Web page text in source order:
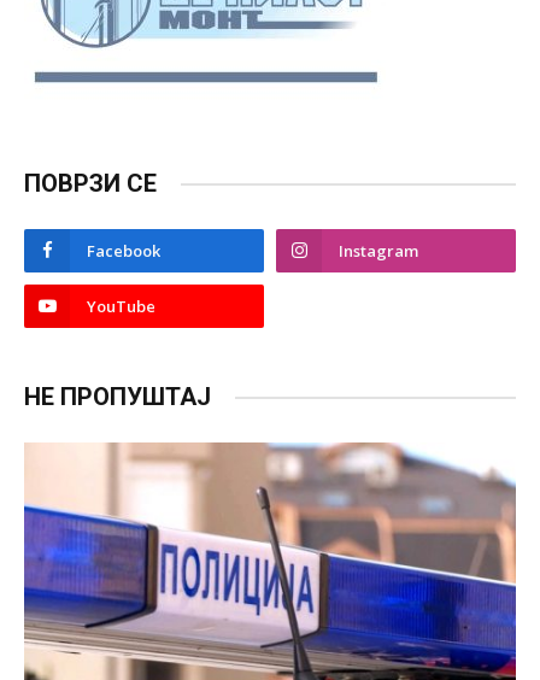
ПОВРЗИ СЕ
Facebook Instagram
YouTube
НЕ ПРОПУШТАЈ